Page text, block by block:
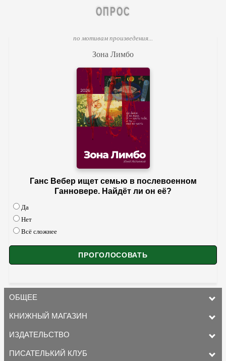
ОПРОС
по мотивам произведения...
Зона Лимбо
Ганс Вебер ищет семью в послевоенном
Ганновере. Найдёт ли он её?
Да
Нет
Всё сложнее
ОБЩЕЕ
КНИЖНЫЙ МАГАЗИН
ИЗДАТЕЛЬСТВО
ПИСАТЕЛЬКИЙ КЛУБ